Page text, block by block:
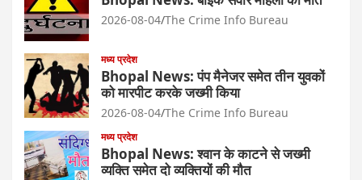
2026-08-04 The Crime Info Bureau
मध्य प्रदेश
Bhopal News: पंप मैनेजर समेत तीन युवकों
को मारपीट करके जख्मी किया
2026-08-04 The Crime Info Bureau
मध्य प्रदेश
Bhopal News: श्वान के काटने से जख्मी
व्यक्ति समेत दो व्यक्तियों की मौत